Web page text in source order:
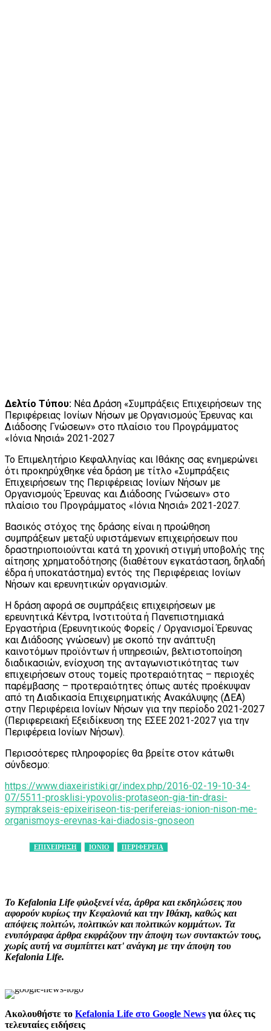
Δελτίο Τύπου: Νέα Δράση «Συμπράξεις Επιχειρήσεων της
Περιφέρειας Ιονίων Νήσων με Οργανισμούς Έρευνας και
Διάδοσης Γνώσεων» στο πλαίσιο του Προγράμματος
«Ιόνια Νησιά» 2021-2027
Το Επιμελητήριο Κεφαλληνίας και Ιθάκης σας ενημερώνει
ότι προκηρύχθηκε νέα δράση με τίτλο «Συμπράξεις
Επιχειρήσεων της Περιφέρειας Ιονίων Νήσων με
Οργανισμούς Έρευνας και Διάδοσης Γνώσεων» στο
πλαίσιο του Προγράμματος «Ιόνια Νησιά» 2021-2027.
Βασικός στόχος της δράσης είναι η προώθηση
συμπράξεων μεταξύ υφιστάμενων επιχειρήσεων που
δραστηριοποιούνται κατά τη χρονική στιγμή υποβολής της
αίτησης χρηματοδότησης (διαθέτουν εγκατάσταση, δηλαδή
έδρα ή υποκατάστημα) εντός της Περιφέρειας Ιονίων
Νήσων και ερευνητικών οργανισμών.
Η δράση αφορά σε συμπράξεις επιχειρήσεων με
ερευνητικά Κέντρα, Ινστιτούτα ή Πανεπιστημιακά
Εργαστήρια (Ερευνητικούς Φορείς / Οργανισμοί Έρευνας
και Διάδοσης γνώσεων) με σκοπό την ανάπτυξη
καινοτόμων προϊόντων ή υπηρεσιών, βελτιστοποίηση
διαδικασιών, ενίσχυση της ανταγωνιστικότητας των
επιχειρήσεων στους τομείς προτεραιότητας – περιοχές
παρέμβασης – προτεραιότητες όπως αυτές προέκυψαν
από τη Διαδικασία Επιχειρηματικής Ανακάλυψης (ΔΕΑ)
στην Περιφέρεια Ιονίων Νήσων για την περίοδο 2021-2027
(Περιφερειακή Εξειδίκευση της ΕΣΕΕ 2021-2027 για την
Περιφέρεια Ιονίων Νήσων).
Περισσότερες πληροφορίες θα βρείτε στον κάτωθι
σύνδεσμο:
https://www.diaxeiristiki.gr/index.php/2016-02-19-10-34-
07/5511-prosklisi-ypovolis-protaseon-gia-tin-drasi-
symprakseis-epixeiriseon-tis-perifereias-ionion-nison-me-
organismoys-erevnas-kai-diadosis-gnoseon
ΕΠΙΧΕΙΡΗΣΗ ΙΟΝΙΟ ΠΕΡΙΦΕΡΕΙΑ
Το Kefalonia Life φιλοξενεί νέα, άρθρα και εκδηλώσεις που
αφορούν κυρίως την Κεφαλονιά και την Ιθάκη, καθώς και
απόψεις πολιτών, πολιτικών και πολιτικών κομμάτων. Τα
ενυπόγραφα άρθρα εκφράζουν την άποψη των συντακτών τους,
χωρίς αυτή να συμπίπτει κατ' ανάγκη με την άποψη του
Kefalonia Life.
Ακολουθήστε το Kefalonia Life στο Google News για όλες τις
τελευταίες ειδήσεις